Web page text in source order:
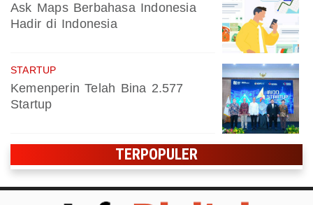
Ask Maps Berbahasa Indonesia
Hadir di Indonesia
STARTUP
Kemenperin Telah Bina 2.577
Startup
TERPOPULER